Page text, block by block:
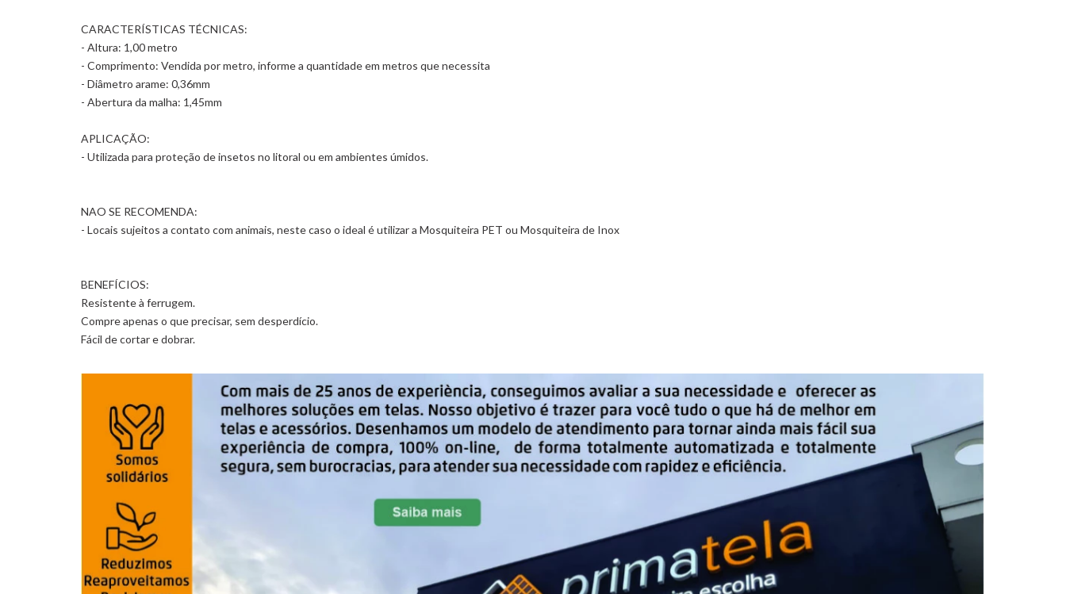
CARACTERÍSTICAS TÉCNICAS:
- Altura: 1,00 metro
- Comprimento: Vendida por metro, informe a quantidade em metros que necessita
- Diâmetro arame: 0,36mm
- Abertura da malha: 1,45mm
APLICAÇÃO:
- Utilizada para proteção de insetos no litoral ou em ambientes úmidos.
NAO SE RECOMENDA:
- Locais sujeitos a contato com animais, neste caso o ideal é utilizar a Mosquiteira PET ou Mosquiteira de Inox
BENEFÍCIOS:
Resistente à ferrugem.
Compre apenas o que precisar, sem desperdício.
Fácil de cortar e dobrar.